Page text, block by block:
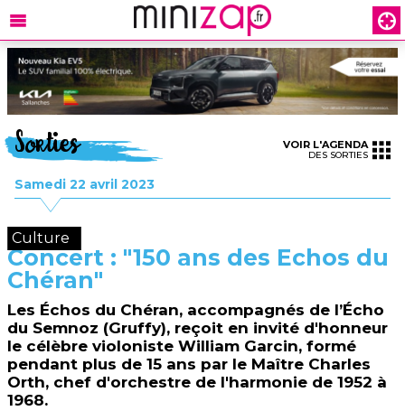
Sorties
Samedi 22 avril 2023
VOIR L'AGENDA
DES SORTIES
Culture
Concert : "150 ans des Echos du
Chéran"
Les Échos du Chéran, accompagnés de l’Écho
du Semnoz (Gruffy), reçoit en invité d'honneur
le célèbre violoniste William Garcin, formé
pendant plus de 15 ans par le Maître Charles
Orth, chef d'orchestre de l'harmonie de 1952 à
1968.